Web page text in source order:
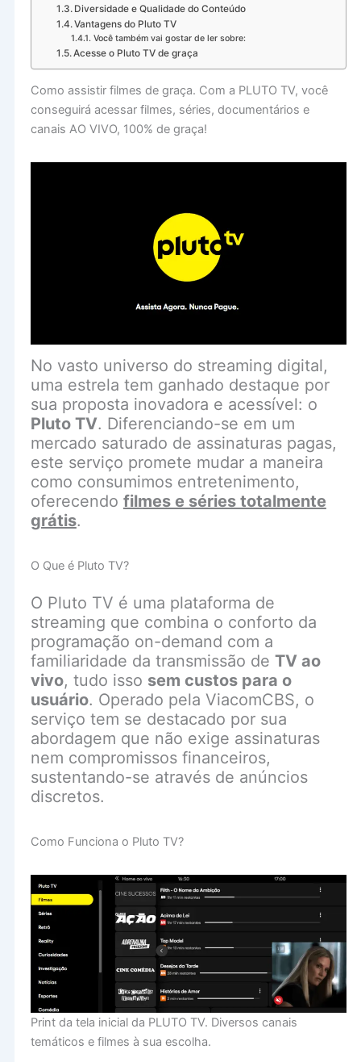
Diversidade e Qualidade do Conteúdo
Vantagens do Pluto TV
Você também vai gostar de ler sobre:
Acesse o Pluto TV de graça
Como assistir filmes de graça. Com a PLUTO TV, você
conseguirá acessar filmes, séries, documentários e
canais AO VIVO, 100% de graça!
No vasto universo do streaming digital,
uma estrela tem ganhado destaque por
sua proposta inovadora e acessível: o
Pluto TV. Diferenciando-se em um
mercado saturado de assinaturas pagas,
este serviço promete mudar a maneira
como consumimos entretenimento,
oferecendo filmes e séries totalmente
grátis.
O Que é Pluto TV?
O Pluto TV é uma plataforma de
streaming que combina o conforto da
programação on-demand com a
familiaridade da transmissão de TV ao
vivo, tudo isso sem custos para o
usuário. Operado pela ViacomCBS, o
serviço tem se destacado por sua
abordagem que não exige assinaturas
nem compromissos financeiros,
sustentando-se através de anúncios
discretos.
Como Funciona o Pluto TV?
Print da tela inicial da PLUTO TV. Diversos canais
temáticos e filmes à sua escolha.